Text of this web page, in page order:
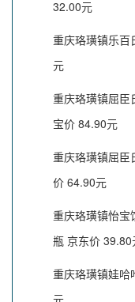
32.00元
重庆珞璜镇乐百
元
重庆珞璜镇屈臣
宝价 84.90元
重庆珞璜镇屈臣
价 64.90元
重庆珞璜镇怡宝
瓶 京东价 39.80
重庆珞璜镇娃哈
元